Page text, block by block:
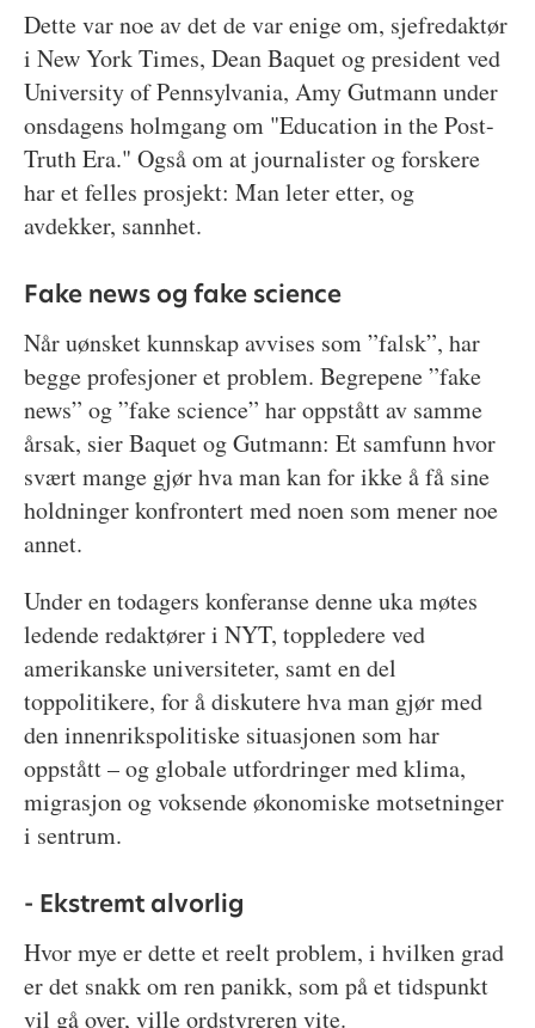
Dette var noe av det de var enige om, sjefredaktør
i New York Times, Dean Baquet og president ved
University of Pennsylvania, Amy Gutmann under
onsdagens holmgang om "Education in the Post-
Truth Era." Også om at journalister og forskere
har et felles prosjekt: Man leter etter, og
avdekker, sannhet.
Fake news og fake science
Når uønsket kunnskap avvises som ”falsk”, har
begge profesjoner et problem. Begrepene ”fake
news” og ”fake science” har oppstått av samme
årsak, sier Baquet og Gutmann: Et samfunn hvor
svært mange gjør hva man kan for ikke å få sine
holdninger konfrontert med noen som mener noe
annet.
Under en todagers konferanse denne uka møtes
ledende redaktører i NYT, toppledere ved
amerikanske universiteter, samt en del
toppolitikere, for å diskutere hva man gjør med
den innenrikspolitiske situasjonen som har
oppstått – og globale utfordringer med klima,
migrasjon og voksende økonomiske motsetninger
i sentrum.
- Ekstremt alvorlig
Hvor mye er dette et reelt problem, i hvilken grad
er det snakk om ren panikk, som på et tidspunkt
vil gå over, ville ordstyreren vite.